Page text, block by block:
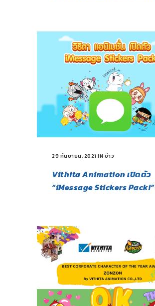
29 กันยายน, 2021 IN ข่าว
Vithita Animation เปิดตัว
“iMessage Stickers Pack!”